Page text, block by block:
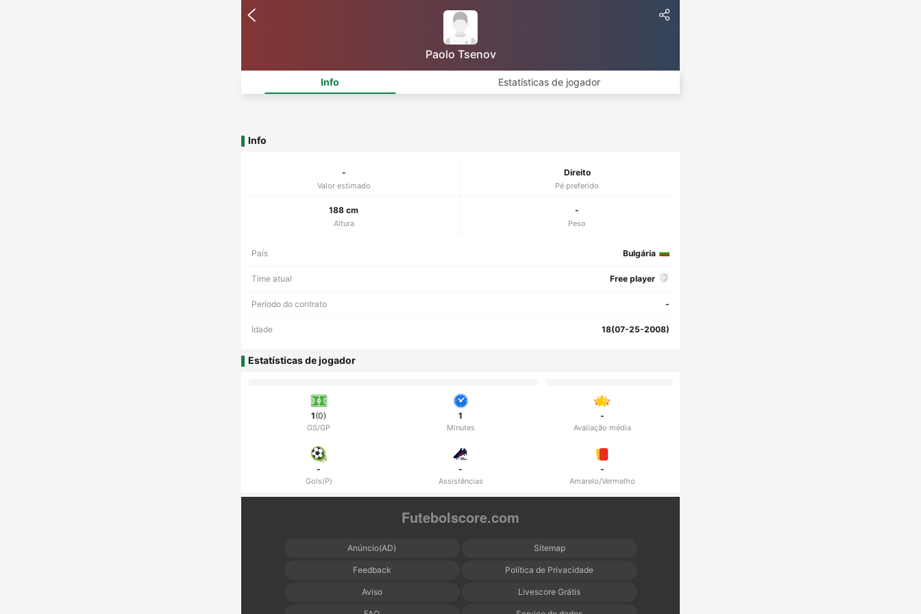
Paolo Tsenov
Info Estatísticas de jogador
Info
-
Valor estimado
Direito
Pé preferido
188 cm
Altura
-
Peso
País Bulgária
Time atual Free player
Período do contrato -
Idade 18(07-25-2008)
Estatísticas de jogador
1(0)
GS/GP
1
Minutes
-
Avaliação média
-
Gols(P)
-
Assistências
-
Amarelo/Vermelho
Futebolscore.com
Anúncio(AD) Sitemap
Feedback Política de Privacidade
Aviso Livescore Grátis